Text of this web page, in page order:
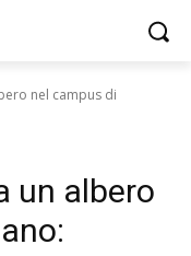
nel campus di
un albero